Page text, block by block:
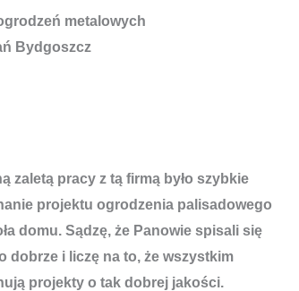
zaletą pracy z tą firmą było szybkie
projektu ogrodzenia palisadowego
domu. Sądzę, że Panowie spisali się
dobrze i liczę na to, że wszystkim
projekty o tak dobrej jakości.